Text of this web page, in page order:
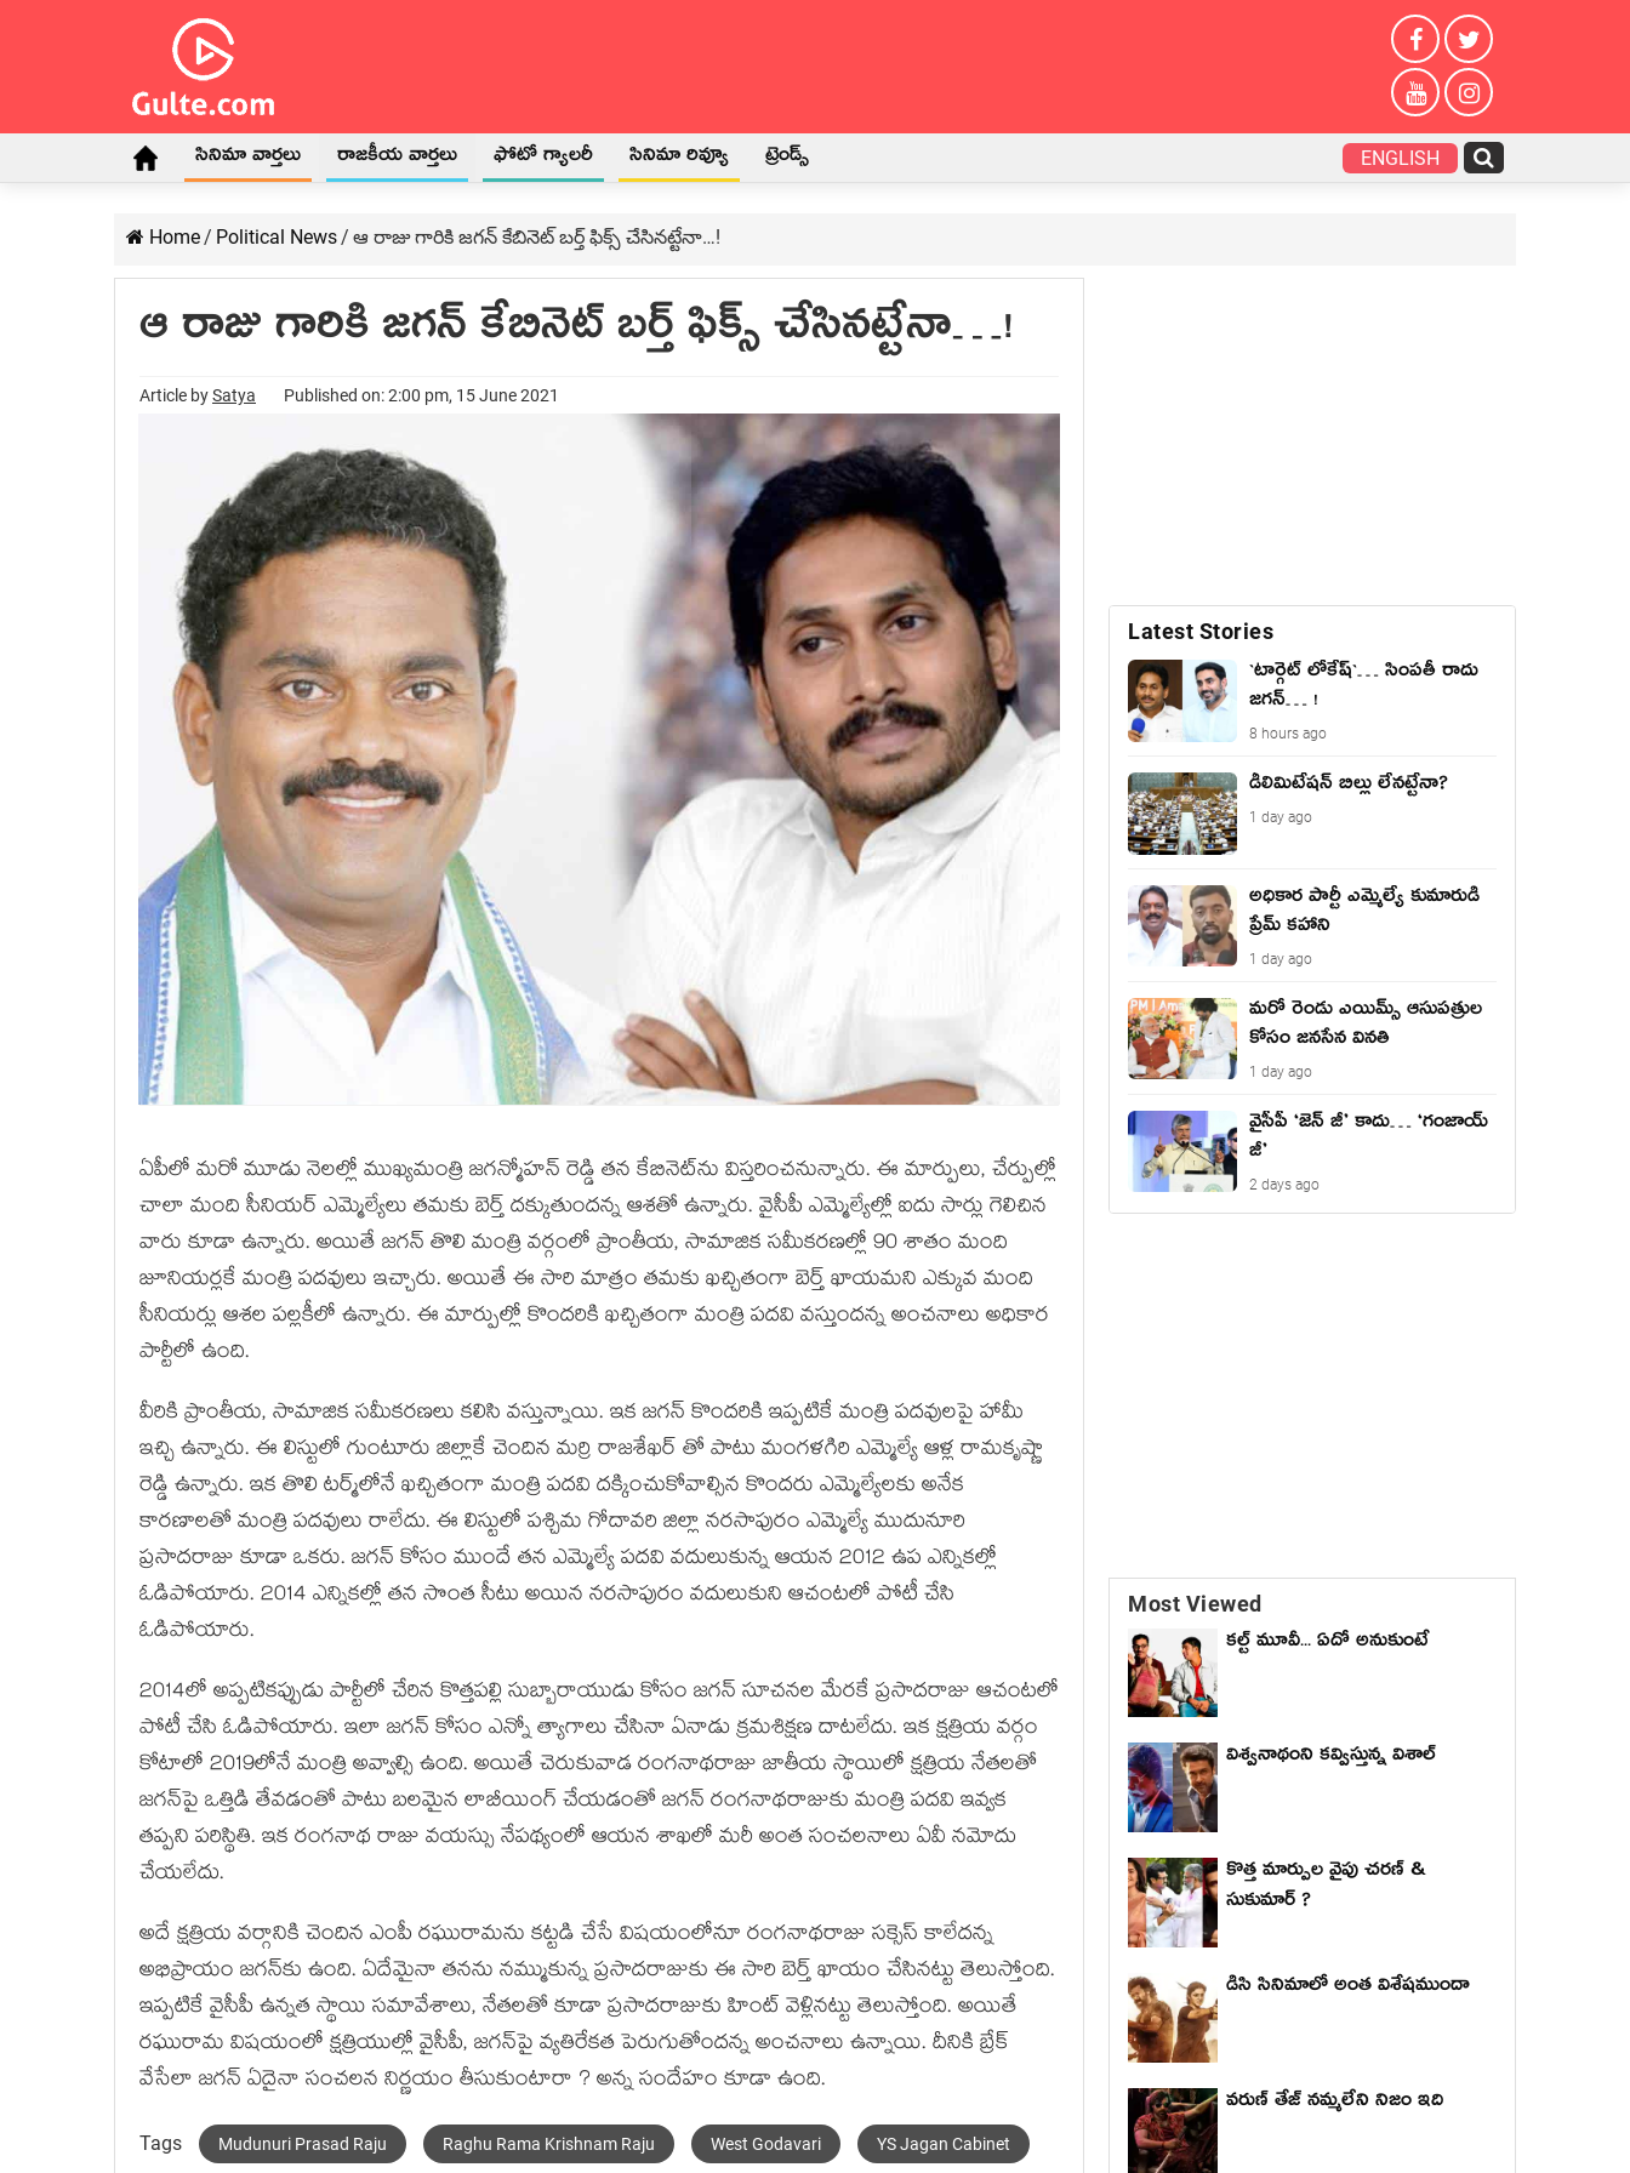
సినిమా వార్తలు రాజకీయ వార్తలు ఫోటో గ్యాలరీ సినిమా రివ్యూ ట్రెండ్స్ ENGLISH
Home/ Political News/ ఆ రాజు గారికి జ‌గ‌న్ కేబినెట్ బ‌ర్త్ ఫిక్స్ చేసిన‌ట్టేనా…!
ఆ రాజు గారికి జ‌గ‌న్ కేబినెట్ బ‌ర్త్ ఫిక్స్ చేసిన‌ట్టేనా…!
Article bySatya Published on: 2:00 pm, 15 June 2021
ఏపీలో మ‌రో మూడు నెలల్లో ముఖ్య‌మంత్రి జ‌గ‌న్మోహ‌న్ రెడ్డి త‌న కేబినెట్‌ను విస్త‌రించ‌నున్నారు. ఈ మార్పులు, చేర్పుల్లో
చాలా మంది సీనియ‌ర్ ఎమ్మెల్యేలు త‌మ‌కు బెర్త్ ద‌క్కుతుంద‌న్న ఆశ‌తో ఉన్నారు. వైసీపీ ఎమ్మెల్యేల్లో ఐదు సార్లు గెలిచిన
వారు కూడా ఉన్నారు. అయితే జ‌గ‌న్ తొలి మంత్రి వ‌ర్గంలో ప్రాంతీయ, సామాజిక స‌మీక‌ర‌ణ‌ల్లో 90 శాతం మంది
జూనియ‌ర్ల‌కే మంత్రి ప‌ద‌వులు ఇచ్చారు. అయితే ఈ సారి మాత్రం త‌మ‌కు ఖ‌చ్చితంగా బెర్త్ ఖాయ‌మ‌ని ఎక్కువ మంది
సీనియ‌ర్లు ఆశ‌ల పల్ల‌కీలో ఉన్నారు. ఈ మార్పుల్లో కొంద‌రికి ఖ‌చ్చితంగా మంత్రి ప‌ద‌వి వ‌స్తుంద‌న్న అంచ‌నాలు అధికార
పార్టీలో ఉంది.
వీరికి ప్రాంతీయ‌, సామాజిక స‌మీక‌ర‌ణ‌లు క‌లిసి వ‌స్తున్నాయి. ఇక జ‌గ‌న్ కొంద‌రికి ఇప్ప‌టికే మంత్రి ప‌ద‌వుల‌పై హామీ
ఇచ్చి ఉన్నారు. ఈ లిస్టులో గుంటూరు జిల్లాకే చెందిన మ‌ర్రి రాజ‌శేఖ‌ర్ తో పాటు మంగ‌ళ‌గిరి ఎమ్మెల్యే ఆళ్ల రామ‌కృష్ణా
రెడ్డి ఉన్నారు. ఇక తొలి ట‌ర్మ్‌లోనే ఖ‌చ్చితంగా మంత్రి ప‌ద‌వి ద‌క్కించుకోవాల్సిన కొంద‌రు ఎమ్మెల్యేల‌కు అనేక
కార‌ణాల‌తో మంత్రి ప‌ద‌వులు రాలేదు. ఈ లిస్టులో ప‌శ్చిమ గోదావ‌రి జిల్లా న‌ర‌సాపురం ఎమ్మెల్యే ముదునూరి
ప్ర‌సాద‌రాజు కూడా ఒక‌రు. జ‌గ‌న్ కోసం ముందే త‌న ఎమ్మెల్యే ప‌ద‌వి వ‌దులుకున్న ఆయ‌న 2012 ఉప ఎన్నిక‌ల్లో
ఓడిపోయారు. 2014 ఎన్నిక‌ల్లో త‌న సొంత సీటు అయిన న‌ర‌సాపురం వ‌దులుకుని ఆచంట‌లో పోటీ చేసి
ఓడిపోయారు.
2014లో అప్ప‌టిక‌ప్పుడు పార్టీలో చేరిన కొత్త‌ప‌ల్లి సుబ్బారాయుడు కోసం జ‌గ‌న్ సూచ‌న‌ల మేర‌కే ప్ర‌సాద‌రాజు ఆచంట‌లో
పోటీ చేసి ఓడిపోయారు. ఇలా జ‌గ‌న్ కోసం ఎన్నో త్యాగాలు చేసినా ఏనాడు క్ర‌మ‌శిక్ష‌ణ దాట‌లేదు. ఇక క్ష‌త్రియ వ‌ర్గం
కోటాలో 2019లోనే మంత్రి అవ్వాల్సి ఉంది. అయితే చెరుకువాడ రంగ‌నాథ‌రాజు జాతీయ స్థాయిలో క్ష‌త్రియ నేత‌ల‌తో
జ‌గ‌న్‌పై ఒత్తిడి తేవ‌డంతో పాటు బ‌ల‌మైన లాబీయింగ్ చేయ‌డంతో జ‌గ‌న్ రంగ‌నాథ‌రాజుకు మంత్రి ప‌ద‌వి ఇవ్వ‌క
త‌ప్ప‌ని ప‌రిస్థితి. ఇక రంగ‌నాథ రాజు వ‌య‌స్సు నేప‌థ్యంలో ఆయ‌న శాఖ‌లో మ‌రీ అంత సంచ‌ల‌నాలు ఏవీ న‌మోదు
చేయ‌లేదు.
అదే క్ష‌త్రియ వ‌ర్గానికి చెందిన ఎంపీ ర‌ఘురామ‌ను క‌ట్ట‌డి చేసే విష‌యంలోనూ రంగ‌నాథ‌రాజు స‌క్సెస్ కాలేద‌న్న
అభిప్రాయం జ‌గ‌న్‌కు ఉంది. ఏదేమైనా త‌న‌ను న‌మ్ముకున్న ప్ర‌సాద‌రాజుకు ఈ సారి బెర్త్ ఖాయం చేసిన‌ట్టు తెలుస్తోంది.
ఇప్ప‌టికే వైసీపీ ఉన్న‌త స్థాయి స‌మావేశాలు, నేత‌ల‌తో కూడా ప్ర‌సాద‌రాజుకు హింట్ వెళ్లిన‌ట్టు తెలుస్తోంది. అయితే
ర‌ఘురామ విష‌యంలో క్ష‌త్రియుల్లో వైసీపీ, జ‌గ‌న్‌పై వ్య‌తిరేక‌త పెరుగుతోంద‌న్న అంచ‌నాలు ఉన్నాయి. దీనికి బ్రేక్
వేసేలా జ‌గ‌న్ ఏదైనా సంచ‌ల‌న నిర్ణ‌యం తీసుకుంటారా ? అన్న సందేహం కూడా ఉంది.
Tags Mudunuri Prasad Raju Raghu Rama Krishnam Raju West Godavari YS Jagan Cabinet
Latest Stories
`టార్గెట్ లోకేష్‌`… సింప‌తీ రాదు
జ‌గ‌న్‌… !
8 hours ago
డీలిమిటేషన్ బిల్లు లేన‌ట్టేనా?
1 day ago
అధికార పార్టీ ఎమ్మెల్యే కుమారుడి
ప్రేమ్ కహాని
1 day ago
మరో రెండు ఎయిమ్స్ ఆసుపత్రుల
కోసం జనసేన వినతి
1 day ago
వైసీపీ ‘జెన్ జీ’ కాదు… ‘గంజాయ్
జీ’
2 days ago
Most Viewed
కల్ట్ మూవీ... ఏదో అనుకుంటే
విశ్వనాథంని కవ్విస్తున్న విశాల్
కొత్త మార్పుల వైపు చరణ్ &
సుకుమార్ ?
డిసి సినిమాలో అంత విశేషముందా
వరుణ్ తేజ్ నమ్మలేని నిజం ఇది